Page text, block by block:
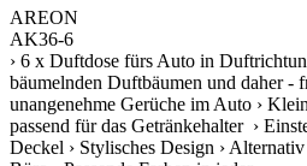
AREON
AK36-6
› 6 x Duftdose fürs Auto in
bäumelnden Duftbäumen und daher -
unangenehme Gerüche im Auto ›
passend für das Getränkehalter ›
Deckel › Stylisches Design ›